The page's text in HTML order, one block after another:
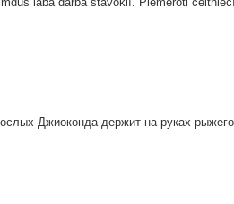
Джиоконда держит на руках рыжего